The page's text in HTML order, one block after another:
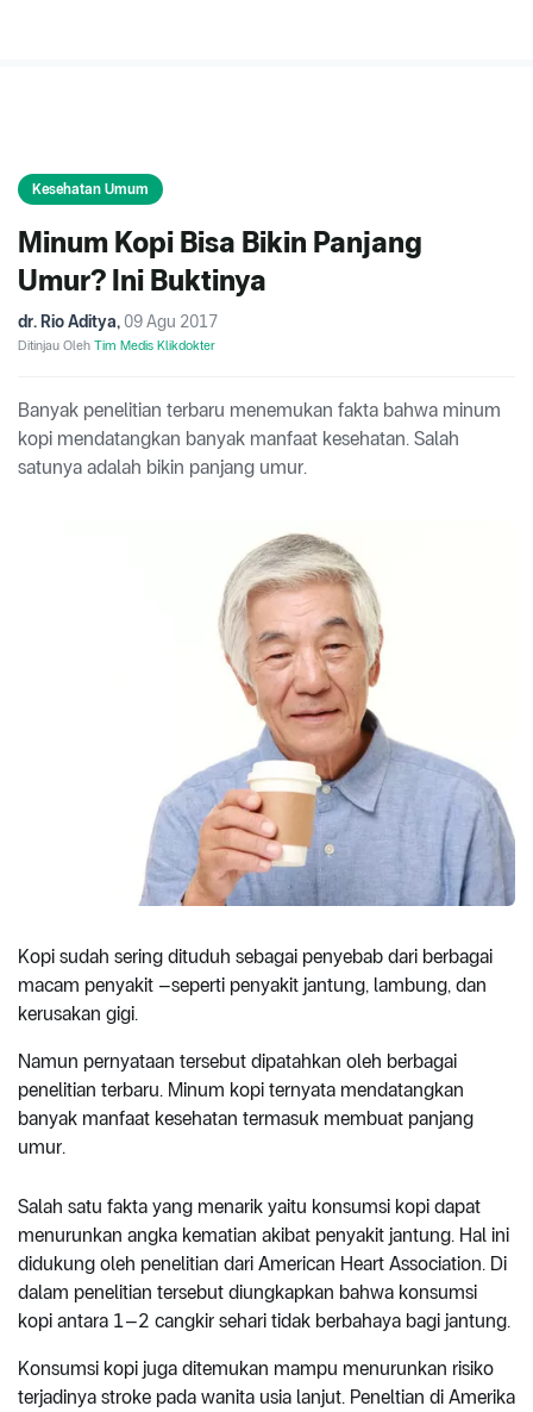
Kesehatan Umum
Minum Kopi Bisa Bikin Panjang
Umur? Ini Buktinya
dr. Rio Aditya, 09 Agu 2017
Ditinjau Oleh Tim Medis Klikdokter
Banyak penelitian terbaru menemukan fakta bahwa minum
kopi mendatangkan banyak manfaat kesehatan. Salah
satunya adalah bikin panjang umur.
Kopi sudah sering dituduh sebagai penyebab dari berbagai
macam penyakit –seperti penyakit jantung, lambung, dan
kerusakan gigi.
Namun pernyataan tersebut dipatahkan oleh berbagai
penelitian terbaru. Minum kopi ternyata mendatangkan
banyak manfaat kesehatan termasuk membuat panjang
umur.
Salah satu fakta yang menarik yaitu konsumsi kopi dapat
menurunkan angka kematian akibat penyakit jantung. Hal ini
didukung oleh penelitian dari American Heart Association. Di
dalam penelitian tersebut diungkapkan bahwa konsumsi
kopi antara 1–2 cangkir sehari tidak berbahaya bagi jantung.
Konsumsi kopi juga ditemukan mampu menurunkan risiko
terjadinya stroke pada wanita usia lanjut. Peneltian di Amerika